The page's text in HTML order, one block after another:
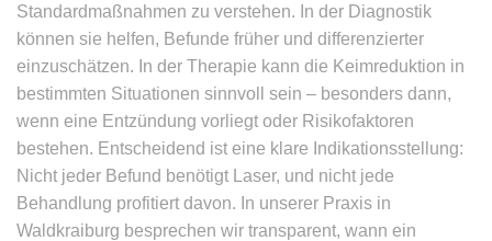
Standardmaßnahmen zu verstehen. In der Diagnostik
können sie helfen, Befunde früher und differenzierter
einzuschätzen. In der Therapie kann die Keimreduktion in
bestimmten Situationen sinnvoll sein – besonders dann,
wenn eine Entzündung vorliegt oder Risikofaktoren
bestehen. Entscheidend ist eine klare Indikationsstellung:
Nicht jeder Befund benötigt Laser, und nicht jede
Behandlung profitiert davon. In unserer Praxis in
Waldkraiburg besprechen wir transparent, wann ein